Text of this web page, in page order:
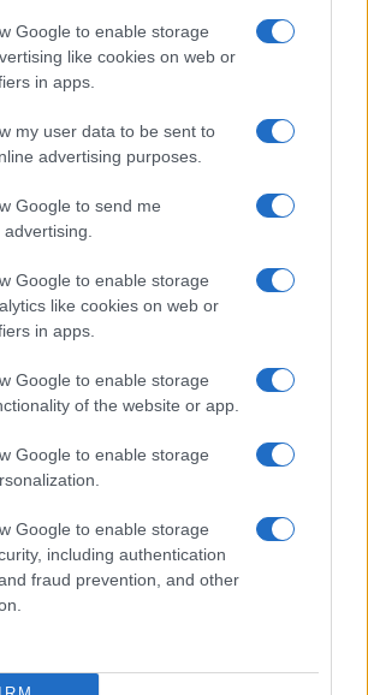
Google to enable storage
like cookies on web or
in apps.
my user data to be sent to
advertising purposes.
Google to send me
Google to enable storage
like cookies on web or
in apps.
Google to enable storage
of the website or app.
Google to enable storage
Google to enable storage
including authentication
fraud prevention, and other
menos conocidas de Alemania para